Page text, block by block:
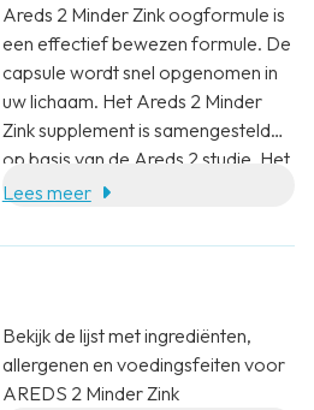
Areds 2 Minder Zink oogformule is
een effectief bewezen formule. De
capsule wordt snel opgenomen in
uw lichaam. Het Areds 2 Minder
Zink supplement is samengesteld
op basis van de Areds 2 studie. Het
bevat de onderzochte
vitamine E, luteïne, zeaxanthine,
van het netvlies en ondersteunt de
conditie van het oog.
Lees meer
Bekijk de lijst met ingrediënten,
allergenen en voedingsfeiten voor
AREDS 2 Minder Zink